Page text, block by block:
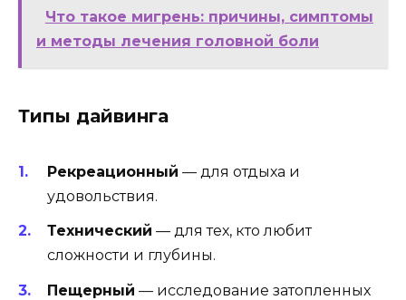
Что такое мигрень: причины, симптомы
и методы лечения головной боли
Типы дайвинга
Рекреационный — для отдыха и
удовольствия.
Технический — для тех, кто любит
сложности и глубины.
Пещерный — исследование затопленных